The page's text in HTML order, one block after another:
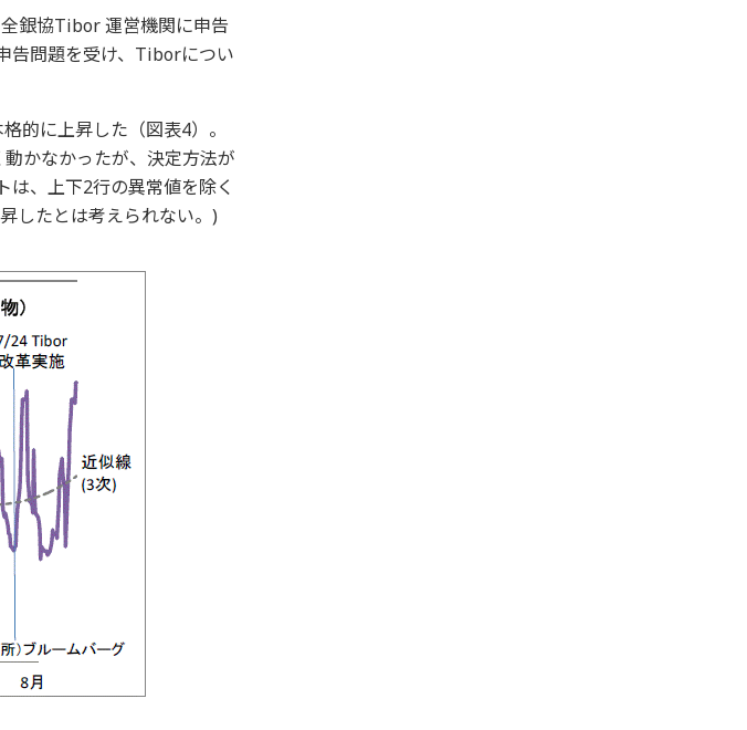
銀協Tibor 運営機関に申告
告問題を受け、Tiborについ
的に上昇した（図表4）。
かなかったが、決定方法が
、上下2行の異常値を除く
したとは考えられない。)